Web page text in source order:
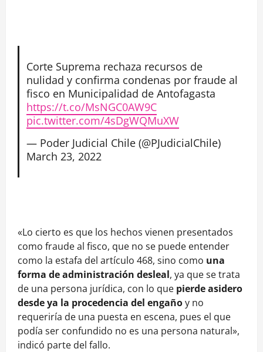
Corte Suprema rechaza recursos de
nulidad y confirma condenas por fraude al
fisco en Municipalidad de Antofagasta
https://t.co/MsNGC0AW9C
pic.twitter.com/4sDgWQMuXW
— Poder Judicial Chile (@PJudicialChile)
March 23, 2022
«Lo cierto es que los hechos vienen presentados
como fraude al fisco, que no se puede entender
como la estafa del artículo 468, sino como una
forma de administración desleal, ya que se trata
de una persona jurídica, con lo que pierde asidero
desde ya la procedencia del engañoy no
requeriría de una puesta en escena, pues el que
podía ser confundido no es una persona natural»,
indicó parte del fallo.